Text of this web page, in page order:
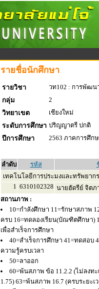
รายชื่อนักศึกษา
รายวิชา
วท102 : การพัฒน
กลุ่ม
2
วิทยาเขต
เชียงใหม่
ระดับการศึกษา ปริญญาตรี ปกติ
ปีการศึกษา
2563 ภาคการศึก
ลำดับ รหัส
เทคโนโลยีการประมงและทรัพยาก
1 6310102328 นายฮัดรีย์ จิตภ
สถานภาพ :
10=กำลังศึกษา 11=รักษาสภาพ
ครบ 16=ทดลองเรียน(บัณฑิตศึกษา)
เพื่อสำเร็จการศึกษา
40=สำเร็จการศึกษา 41=ทดสอบ
ความรู้ครบเวลา
50=ลาออก
60=พ้นสภาพ ข้อ 11.2.2 (ไม่ลงท
1.75) 63=พ้นสภาพ 16.7 (ครบระยะ